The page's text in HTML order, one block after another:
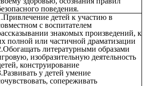
поведения.
детей к участию в
с воспитателем
знакомых произведений, к
полной или частичной драматизации
литературными образами
изобразительную деятельность
конструирование
у детей умение
сопереживать